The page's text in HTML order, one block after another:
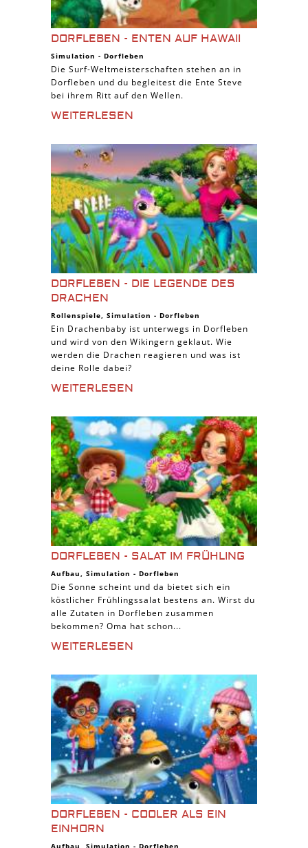
DORFLEBEN - ENTEN AUF HAWAII
Simulation - Dorfleben
Die Surf-Weltmeisterschaften stehen an in
Dorfleben und du begleitest die Ente Steve
bei ihrem Ritt auf den Wellen.
WEITERLESEN
DORFLEBEN - DIE LEGENDE DES
DRACHEN
Rollenspiele, Simulation - Dorfleben
Ein Drachenbaby ist unterwegs in Dorfleben
und wird von den Wikingern geklaut. Wie
werden die Drachen reagieren und was ist
deine Rolle dabei?
WEITERLESEN
DORFLEBEN - SALAT IM FRÜHLING
Aufbau, Simulation - Dorfleben
Die Sonne scheint und da bietet sich ein
köstlicher Frühlingssalat bestens an. Wirst du
alle Zutaten in Dorfleben zusammen
bekommen? Oma hat schon...
WEITERLESEN
DORFLEBEN - COOLER ALS EIN
EINHORN
Aufbau Simulation - Dorfleben